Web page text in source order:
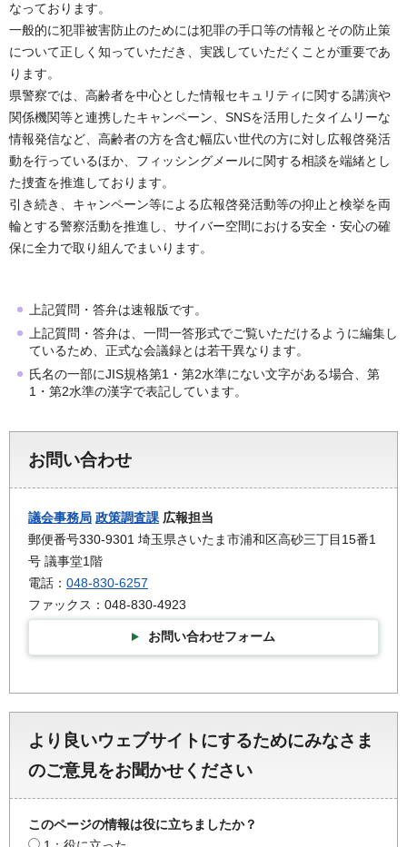
なっております。
一般的に犯罪被害防止のためには犯罪の手口等の情報とその防止策
について正しく知っていただき、実践していただくことが重要であ
ります。
県警察では、高齢者を中心とした情報セキュリティに関する講演や
関係機関等と連携したキャンペーン、SNSを活用したタイムリーな
情報発信など、高齢者の方を含む幅広い世代の方に対し広報啓発活
動を行っているほか、フィッシングメールに関する相談を端緒とし
た捜査を推進しております。
引き続き、キャンペーン等による広報啓発活動等の抑止と検挙を両
輪とする警察活動を推進し、サイバー空間における安全・安心の確
保に全力で取り組んでまいります。
上記質問・答弁は速報版です。
上記質問・答弁は、一問一答形式でご覧いただけるように編集し
ているため、正式な会議録とは若干異なります。
氏名の一部にJIS規格第1・第2水準にない文字がある場合、第
1・第2水準の漢字で表記しています。
お問い合わせ
議会事務局 政策調査課 広報担当
郵便番号330-9301 埼玉県さいたま市浦和区高砂三丁目15番1
号 議事堂1階
電話： 048-830-6257
ファックス：048-830-4923
お問い合わせフォーム
より良いウェブサイトにするためにみなさま
のご意見をお聞かせください
このページの情報は役に立ちましたか？